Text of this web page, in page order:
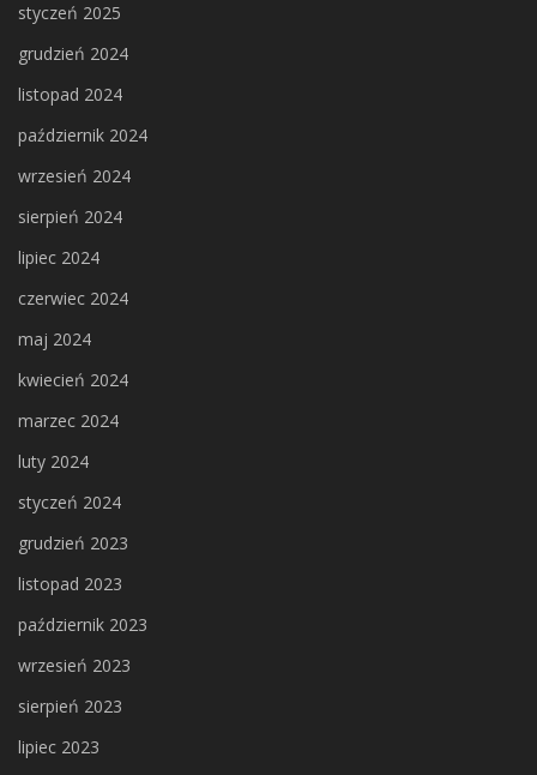
styczeń 2025
grudzień 2024
listopad 2024
październik 2024
wrzesień 2024
sierpień 2024
lipiec 2024
czerwiec 2024
maj 2024
kwiecień 2024
marzec 2024
luty 2024
styczeń 2024
grudzień 2023
listopad 2023
październik 2023
wrzesień 2023
sierpień 2023
lipiec 2023